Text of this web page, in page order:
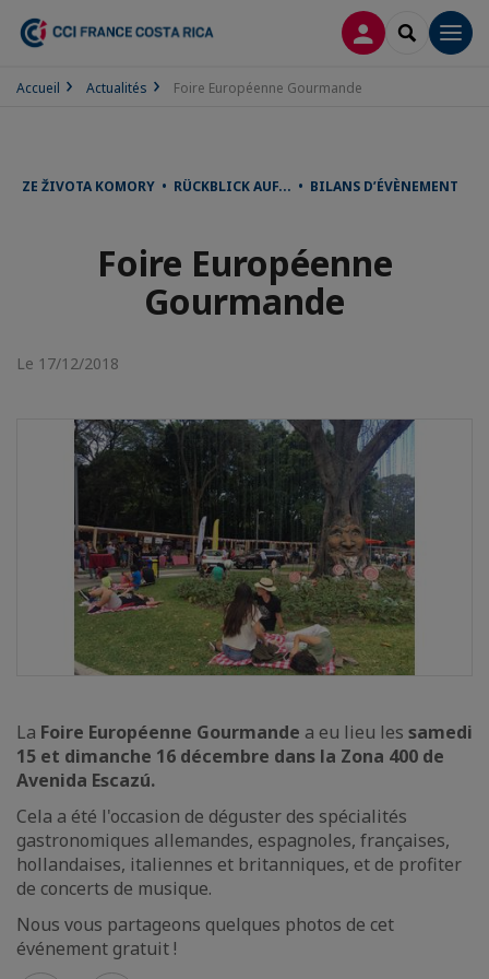
CONNEXION
Accueil Actualités Foire Européenne Gourmande
ZE ŽIVOTA KOMORY • RÜCKBLICK AUF... • BILANS D’ÉVÈNEMENT
Foire Européenne
Gourmande
Le 17/12/2018
La Foire Européenne Gourmande a eu lieu les samedi
15 et dimanche 16 décembre dans la Zona 400 de
Avenida Escazú.
Cela a été l'occasion de déguster des spécialités
gastronomiques allemandes, espagnoles, françaises,
hollandaises, italiennes et britanniques, et de profiter
de concerts de musique.
Nous vous partageons quelques photos de cet
événement gratuit !